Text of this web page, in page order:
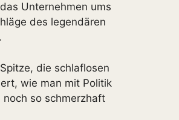
Unternehmen ums
des legendären
die schlaflosen
wie man mit Politik
so schmerzhaft